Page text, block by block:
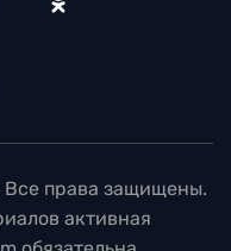
права защищены.
активная